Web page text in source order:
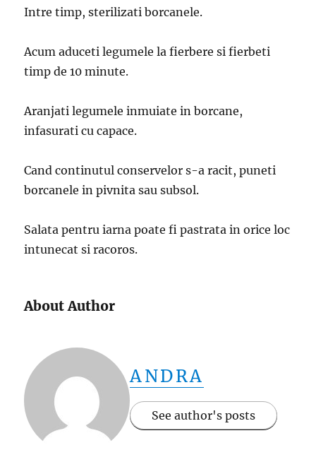
Intre timp, sterilizati borcanele.
Acum aduceti legumele la fierbere si fierbeti
timp de 10 minute.
Aranjati legumele inmuiate in borcane,
infasurati cu capace.
Cand continutul conservelor s-a racit, puneti
borcanele in pivnita sau subsol.
Salata pentru iarna poate fi pastrata in orice loc
intunecat si racoros.
About Author
ANDRA
See author's posts